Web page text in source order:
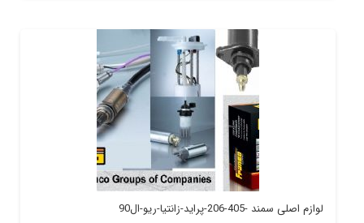
لوازم اصلی سمند -405-206-پراید-زانتیا-ریو-ال90